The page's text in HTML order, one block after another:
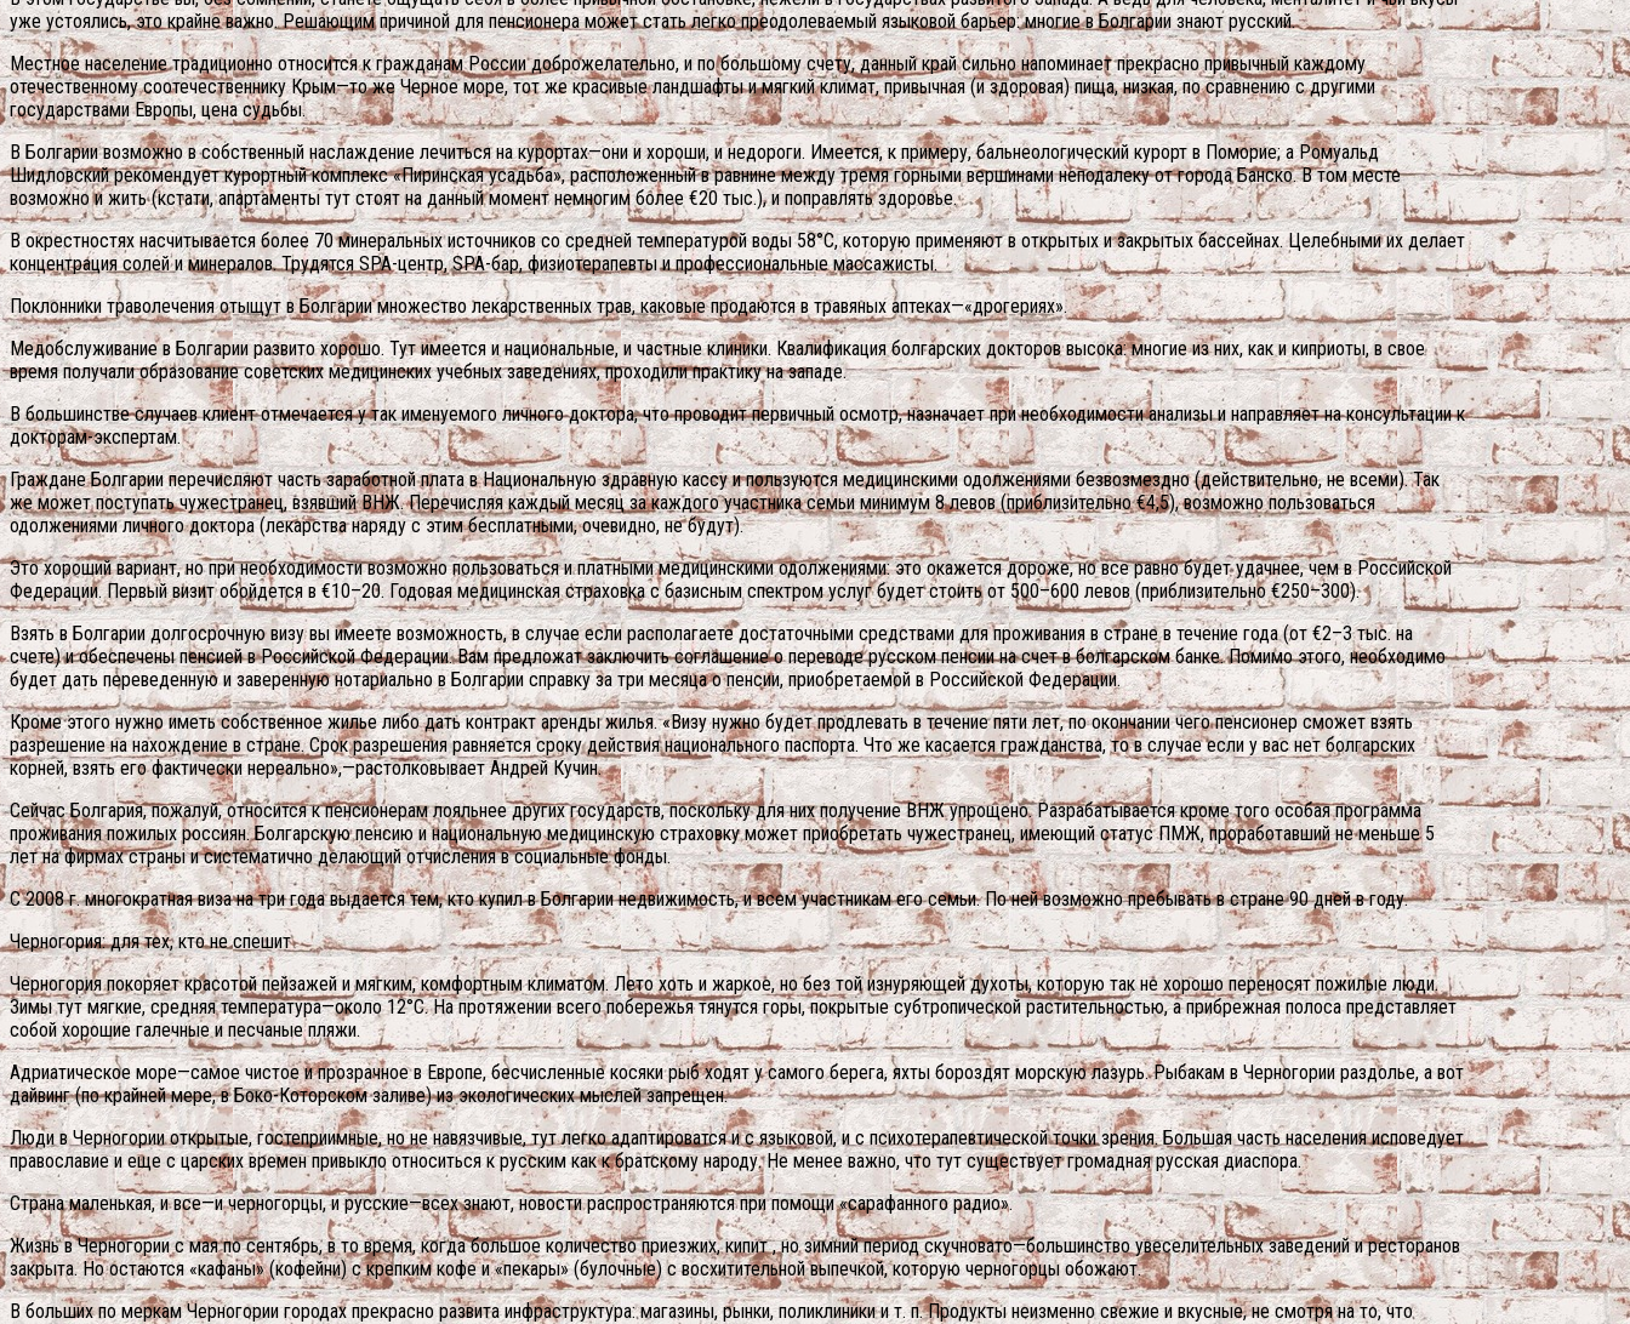
уже устоялись, это крайне важно. Решающим причиной для пенсионера может стать легко преодолеваемый языковой барьер: многие в Болгарии знают русский.
Местное население традиционно относится к гражданам России доброжелательно, и по большому счету, данный край сильно напоминает прекрасно привычный каждому
отечественному соотечественнику Крым—то же Черное море, тот же красивые ландшафты и мягкий климат, привычная (и здоровая) пища, низкая, по сравнению с другими
государствами Европы, цена судьбы.
В Болгарии возможно в собственный наслаждение лечиться на курортах—они и хороши, и недороги. Имеется, к примеру, бальнеологический курорт в Поморие; а Ромуальд
Шидловский рекомендует курортный комплекс «Пиринская усадьба», расположенный в равнине между тремя горными вершинами неподалеку от города Банско. В том месте
возможно и жить (кстати, апартаменты тут стоят на данный момент немногим более €20 тыс.), и поправлять здоровье.
В окрестностях насчитывается более 70 минеральных источников со средней температурой воды 58°С, которую применяют в открытых и закрытых бассейнах. Целебными их делает
концентрация солей и минералов. Трудятся SPA-центр, SPA-бар, физиотерапевты и профессиональные массажисты.
Поклонники траволечения отыщут в Болгарии множество лекарственных трав, каковые продаются в травяных аптеках—«дрогериях».
Медобслуживание в Болгарии развито хорошо. Тут имеется и национальные, и частные клиники. Квалификация болгарских докторов высока: многие из них, как и киприоты, в свое
время получали образование советских медицинских учебных заведениях, проходили практику на западе.
В большинстве случаев клиент отмечается у так именуемого личного доктора, что проводит первичный осмотр, назначает при необходимости анализы и направляет на консультации к
докторам-экспертам.
Граждане Болгарии перечисляют часть заработной плата в Национальную здравную кассу и пользуются медицинскими одолжениями безвозмездно (действительно, не всеми). Так
же может поступать чужестранец, взявший ВНЖ. Перечисляя каждый месяц за каждого участника семьи минимум 8 левов (приблизительно €4,5), возможно пользоваться
одолжениями личного доктора (лекарства наряду с этим бесплатными, очевидно, не будут).
Это хороший вариант, но при необходимости возможно пользоваться и платными медицинскими одолжениями: это окажется дороже, но все равно будет удачнее, чем в Российской
Федерации. Первый визит обойдется в €10–20. Годовая медицинская страховка с базисным спектром услуг будет стоить от 500–600 левов (приблизительно €250–300).
Взять в Болгарии долгосрочную визу вы имеете возможность, в случае если располагаете достаточными средствами для проживания в стране в течение года (от €2–3 тыс. на
счете) и обеспечены пенсией в Российской Федерации. Вам предложат заключить соглашение о переводе русском пенсии на счет в болгарском банке. Помимо этого, необходимо
будет дать переведенную и заверенную нотариально в Болгарии справку за три месяца о пенсии, приобретаемой в Российской Федерации.
Кроме этого нужно иметь собственное жилье либо дать контракт аренды жилья. «Визу нужно будет продлевать в течение пяти лет, по окончании чего пенсионер сможет взять
разрешение на нахождение в стране. Срок разрешения равняется сроку действия национального паспорта. Что же касается гражданства, то в случае если у вас нет болгарских
корней, взять его фактически нереально»,—растолковывает Андрей Кучин.
Сейчас Болгария, пожалуй, относится к пенсионерам лояльнее других государств, поскольку для них получение ВНЖ упрощено. Разрабатывается кроме того особая программа
проживания пожилых россиян. Болгарскую пенсию и национальную медицинскую страховку может приобретать чужестранец, имеющий статус ПМЖ, проработавший не меньше 5
лет на фирмах страны и систематично делающий отчисления в социальные фонды.
С 2008 г. многократная виза на три года выдается тем, кто купил в Болгарии недвижимость, и всем участникам его семьи. По ней возможно пребывать в стране 90 дней в году.
Черногория: для тех, кто не спешит
Черногория покоряет красотой пейзажей и мягким, комфортным климатом. Лето хоть и жаркое, но без той изнуряющей духоты, которую так не хорошо переносят пожилые люди.
Зимы тут мягкие, средняя температура—около 12°С. На протяжении всего побережья тянутся горы, покрытые субтропической растительностью, а прибрежная полоса представляет
собой хорошие галечные и песчаные пляжи.
Адриатическое море—самое чистое и прозрачное в Европе, бесчисленные косяки рыб ходят у самого берега, яхты бороздят морскую лазурь. Рыбакам в Черногории раздолье, а вот
дайвинг (по крайней мере, в Боко-Которском заливе) из экологических мыслей запрещен.
Люди в Черногории открытые, гостеприимные, но не навязчивые, тут легко адаптироватся и с языковой, и с психотерапевтической точки зрения. Большая часть населения исповедует
православие и еще с царских времен привыкло относиться к русским как к братскому народу. Не менее важно, что тут существует громадная русская диаспора.
Страна маленькая, и все—и черногорцы, и русские—всех знают, новости распространяются при помощи «сарафанного радио».
Жизнь в Черногории с мая по сентябрь, в то время, когда большое количество приезжих, кипит , но зимний период скучновато—большинство увеселительных заведений и ресторанов
закрыта. Но остаются «кафаны» (кофейни) с крепким кофе и «пекары» (булочные) с восхитительной выпечкой, которую черногорцы обожают.
В больших по меркам Черногории городах прекрасно развита инфраструктура: магазины, рынки, поликлиники и т. п. Продукты неизменно свежие и вкусные, не смотря на то, что